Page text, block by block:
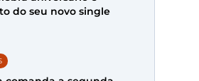
do seu novo single